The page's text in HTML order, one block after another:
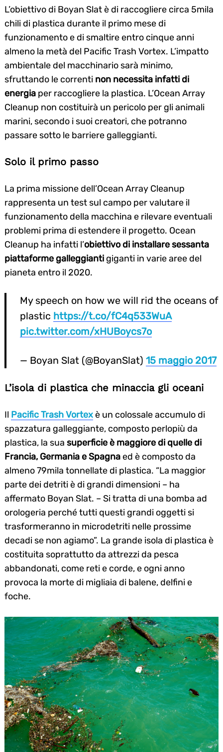
L’obiettivo di Boyan Slat è di raccogliere circa 5mila
chili di plastica durante il primo mese di
funzionamento e di smaltire entro cinque anni
almeno la metà del Pacific Trash Vortex. L’impatto
ambientale del macchinario sarà minimo,
sfruttando le correnti non necessita infatti di
energia per raccogliere la plastica. L’Ocean Array
Cleanup non costituirà un pericolo per gli animali
marini, secondo i suoi creatori, che potranno
passare sotto le barriere galleggianti.
Solo il primo passo
La prima missione dell’Ocean Array Cleanup
rappresenta un test sul campo per valutare il
funzionamento della macchina e rilevare eventuali
problemi prima di estendere il progetto. Ocean
Cleanup ha infatti l’obiettivo di installare sessanta
piattaforme galleggianti giganti in varie aree del
pianeta entro il 2020.
My speech on how we will rid the oceans of
plastic https://t.co/fC4q533WuA
pic.twitter.com/xHUBoycs7o
— Boyan Slat (@BoyanSlat) 15 maggio 2017
L’isola di plastica che minaccia gli oceani
Il Pacific Trash Vortexè un colossale accumulo di
spazzatura galleggiante, composto perlopiù da
plastica, la sua superficie è maggiore di quelle di
Francia, Germania e Spagnaed è composto da
almeno 79mila tonnellate di plastica. “La maggior
parte dei detriti è di grandi dimensioni – ha
affermato Boyan Slat. – Si tratta di una bomba ad
orologeria perché tutti questi grandi oggetti si
trasformeranno in microdetriti nelle prossime
decadi se non agiamo”. La grande isola di plastica è
costituita soprattutto da attrezzi da pesca
abbandonati, come reti e corde, e ogni anno
provoca la morte di migliaia di balene, delfini e
foche.
for: